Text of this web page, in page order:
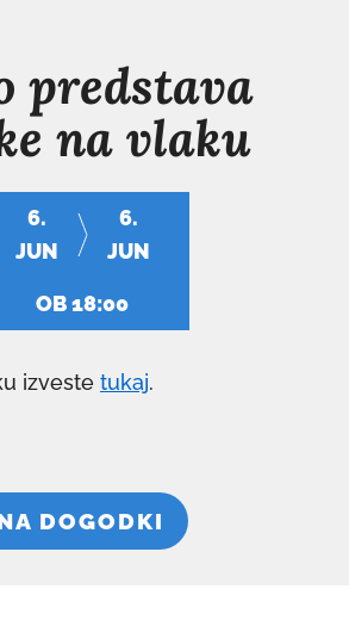
predstava
na vlaku
6.
JUN
6.
JUN
OB 18:00
izveste tukaj.
DOGODKI